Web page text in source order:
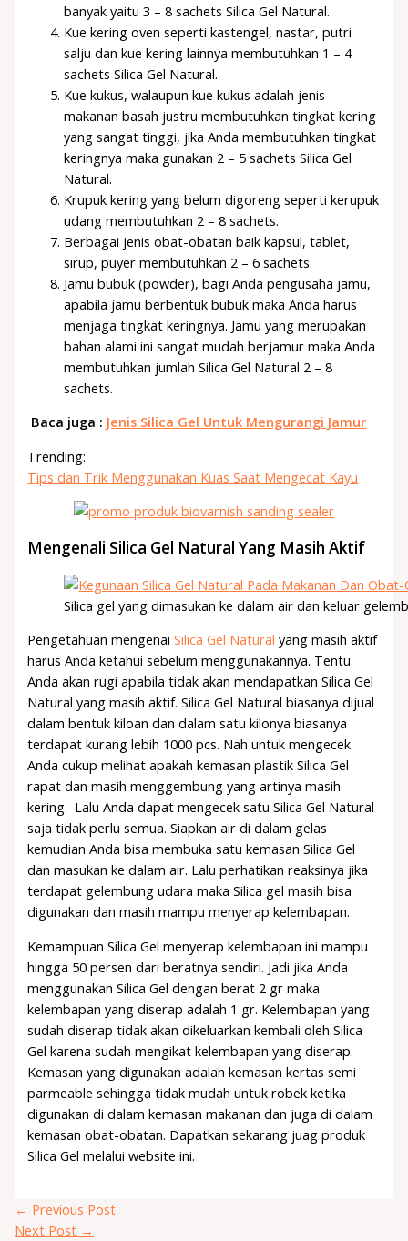
banyak yaitu 3 – 8 sachets Silica Gel Natural.
Kue kering oven seperti kastengel, nastar, putri
salju dan kue kering lainnya membutuhkan 1 – 4
sachets Silica Gel Natural.
Kue kukus, walaupun kue kukus adalah jenis
makanan basah justru membutuhkan tingkat kering
yang sangat tinggi, jika Anda membutuhkan tingkat
keringnya maka gunakan 2 – 5 sachets Silica Gel
Natural.
Krupuk kering yang belum digoreng seperti kerupuk
udang membutuhkan 2 – 8 sachets.
Berbagai jenis obat-obatan baik kapsul, tablet,
sirup, puyer membutuhkan 2 – 6 sachets.
Jamu bubuk (powder), bagi Anda pengusaha jamu,
apabila jamu berbentuk bubuk maka Anda harus
menjaga tingkat keringnya. Jamu yang merupakan
bahan alami ini sangat mudah berjamur maka Anda
membutuhkan jumlah Silica Gel Natural 2 – 8
sachets.
Baca juga : Jenis Silica Gel Untuk Mengurangi Jamur
Trending:
Tips dan Trik Menggunakan Kuas Saat Mengecat Kayu
Mengenali Silica Gel Natural Yang Masih Aktif
Silica gel yang dimasukan ke dalam air dan keluar
Pengetahuan mengenaiSilica Gel Natural yang masih aktif
harus Anda ketahui sebelum menggunakannya. Tentu
Anda akan rugi apabila tidak akan mendapatkan Silica Gel
Natural yang masih aktif. Silica Gel Natural biasanya dijual
dalam bentuk kiloan dan dalam satu kilonya biasanya
terdapat kurang lebih 1000 pcs. Nah untuk mengecek
Anda cukup melihat apakah kemasan plastik Silica Gel
rapat dan masih menggembung yang artinya masih
kering. Lalu Anda dapat mengecek satu Silica Gel Natural
saja tidak perlu semua. Siapkan air di dalam gelas
kemudian Anda bisa membuka satu kemasan Silica Gel
dan masukan ke dalam air. Lalu perhatikan reaksinya jika
terdapat gelembung udara maka Silica gel masih bisa
digunakan dan masih mampu menyerap kelembapan.
Kemampuan Silica Gel menyerap kelembapan ini mampu
hingga 50 persen dari beratnya sendiri. Jadi jika Anda
menggunakan Silica Gel dengan berat 2 gr maka
kelembapan yang diserap adalah 1 gr. Kelembapan yang
sudah diserap tidak akan dikeluarkan kembali oleh Silica
Gel karena sudah mengikat kelembapan yang diserap.
Kemasan yang digunakan adalah kemasan kertas semi
parmeable sehingga tidak mudah untuk robek ketika
digunakan di dalam kemasan makanan dan juga di dalam
kemasan obat-obatan. Dapatkan sekarang juag produk
Silica Gel melalui website ini.
← Previous Post
Next Post →